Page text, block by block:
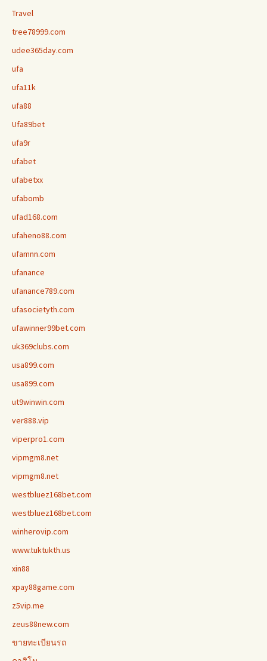
Travel
tree78999.com
udee365day.com
ufa
ufa11k
ufa88
Ufa89bet
ufa9r
ufabet
ufabetxx
ufabomb
ufad168.com
ufaheno88.com
ufamnn.com
ufanance
ufanance789.com
ufasocietyth.com
ufawinner99bet.com
uk369clubs.com
usa899.com
usa899.com
ut9winwin.com
ver888.vip
viperpro1.com
vipmgm8.net
vipmgm8.net
westbluez168bet.com
westbluez168bet.com
winherovip.com
www.tuktukth.us
xin88
xpay88game.com
z5vip.me
zeus88new.com
ขายทะเบียนรถ